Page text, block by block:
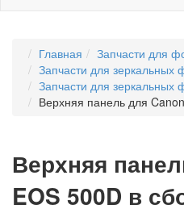
Главная
Запчасти для
Запчасти для зеркальных
Запчасти для зеркальных
Верхняя панель для
Верхняя
EOS 500D в